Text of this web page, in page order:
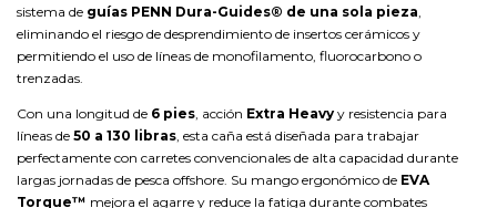
sistema de guías PENN Dura-Guides® de una sola pieza,
eliminando el riesgo de desprendimiento de insertos cerámicos y
permitiendo el uso de líneas de monofilamento, fluorocarbono o
trenzadas.
Con una longitud de 6 pies, acción Extra Heavy y resistencia para
líneas de 50 a 130 libras, esta caña está diseñada para trabajar
perfectamente con carretes convencionales de alta capacidad durante
largas jornadas de pesca offshore. Su mango ergonómico de EVA
Torque™ mejora el agarre y reduce la fatiga durante combates